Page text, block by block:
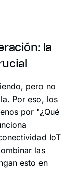
la
pero no
Por eso, los
por "¿Qué
IoT
las
esto en